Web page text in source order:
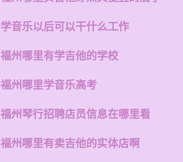
学音乐以后可以干什么工作
福州哪里有学吉他的学校
福州哪里学音乐高考
福州琴行招聘店员信息在哪里看
福州哪里有卖吉他的实体店啊